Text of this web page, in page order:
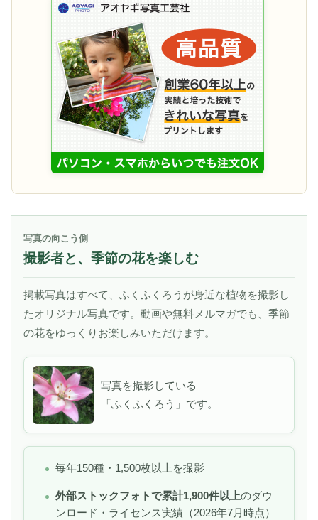
写真の向こう側
撮影者と、季節の花を楽しむ
掲載写真はすべて、ふくふくろうが身近な植物を撮影し
たオリジナル写真です。動画や無料メルマガでも、季節
の花をゆっくりお楽しみいただけます。
写真を撮影している
「ふくふくろう」です。
毎年150種・1,500枚以上を撮影
外部ストックフォトで累計1,900件以上のダウ
ンロード・ライセンス実績（2026年7月時点）